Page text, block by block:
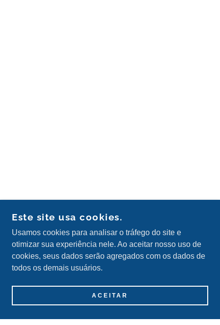
Este site usa cookies.
Usamos cookies para analisar o tráfego do site e
otimizar sua experiência nele. Ao aceitar nosso uso de
cookies, seus dados serão agregados com os dados de
todos os demais usuários.
ACEITAR